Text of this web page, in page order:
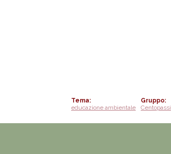
Gruppo
Centopassi
Tema
educazione ambientale